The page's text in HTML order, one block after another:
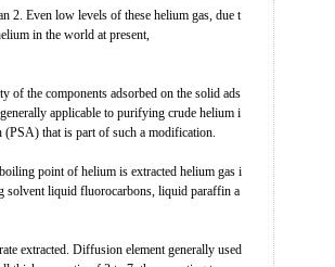
2. Even low levels of these helium gas, due t
in the world at present,
of the components adsorbed on the solid ads
applicable to purifying crude helium i
(PSA) that is part of such a modification.
point of helium is extracted helium gas i
solvent liquid fluorocarbons, liquid paraffin a
extracted. Diffusion element generally used